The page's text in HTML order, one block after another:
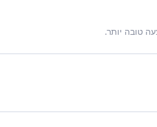
טובה יותר.